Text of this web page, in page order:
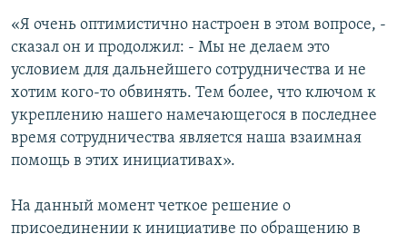
«Я очень оптимистично настроен в этом вопросе, -
сказал он и продолжил: - Мы не делаем это
условием для дальнейшего сотрудничества и не
хотим кого-то обвинять. Тем более, что ключом к
укреплению нашего намечающегося в последнее
время сотрудничества является наша взаимная
помощь в этих инициативах».
На данный момент четкое решение о
присоединении к инициативе по обращению в